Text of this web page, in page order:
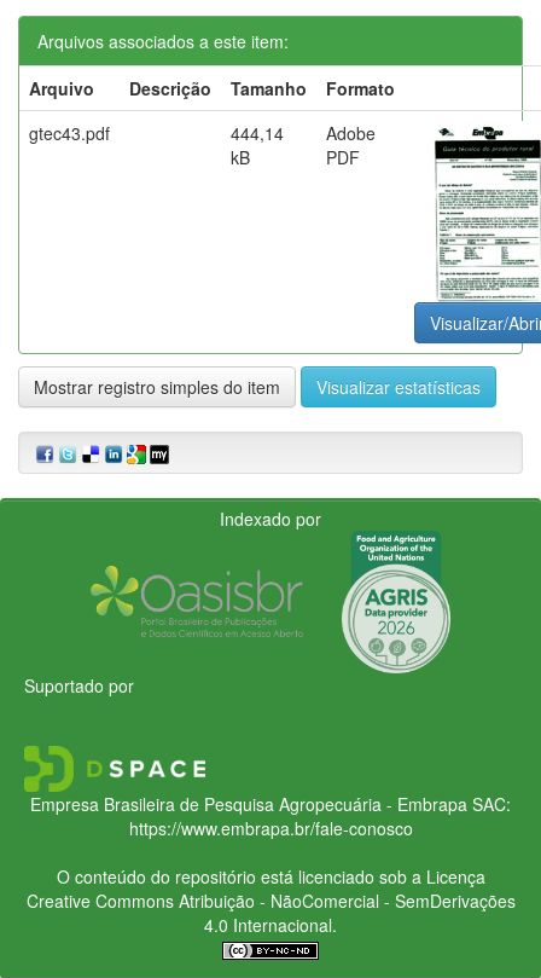
Arquivos associados a este item:
Arquivo
Descrição Tamanho
Formato
gtec43.pdf
444,14
kB
Adobe
PDF
Visualizar/
Mostrar registro simples do item Visualizar estatísticas
Indexado por
Suportado por
Empresa Brasileira de Pesquisa Agropecuária - Embrapa SAC:
https://www.embrapa.br/fale-conosco
O conteúdo do repositório está licenciado sob a Licença
Creative CommonsAtribuição - NãoComercial - SemDerivações
4.0 Internacional.